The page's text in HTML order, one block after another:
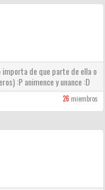
de que parte de ella o
:P animence y unance :D
26miembros